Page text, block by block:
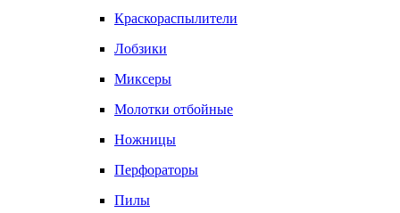
Краскораспылители
Лобзики
Миксеры
Молотки отбойные
Ножницы
Перфораторы
Пилы